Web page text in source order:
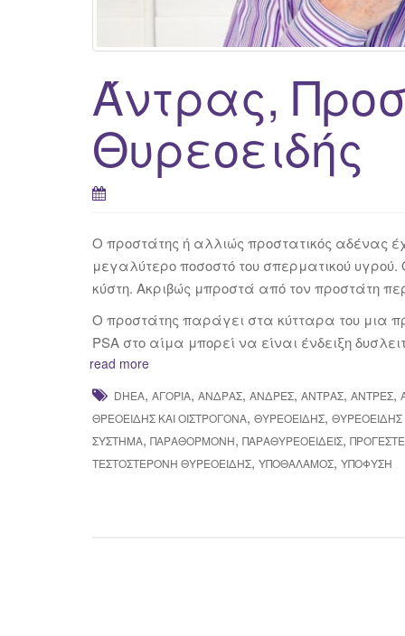
Άντρας,
Θυρεοειδής
Ο προστάτης ή αλλιώς προστατικός αδένας
μεγαλύτερο ποσοστό του σπερματικού
κύστη. Ακριβώς μπροστά από τον προστάτη
Ο προστάτης παράγει στα κύτταρα του μια
PSA στο αίμα μπορεί να είναι ένδειξη
read more
DHEA, ΑΓΌΡΙΑ, ΆΝΔΡΑΣ, ΆΝΔΡΕΣ, ΆΝΤΡΑΣ, ΆΝΤΡΕΣ,
ΘΡΕΟΕΙΔΉΣ ΚΑΙ ΟΙΣΤΡΟΓΌΝΑ, ΘΥΡΕΟΕΙΔΉΣ, ΘΥΡΕΟΕΙΔΉΣ
ΣΎΣΤΗΜΑ, ΠΑΡΑΘΟΡΜΌΝΗ, ΠΑΡΑΘΥΡΕΟΕΙΔΕΊΣ,
ΤΕΣΤΟΣΤΕΡΌΝΗ ΘΥΡΕΟΕΙΔΉΣ, ΥΠΟΘΆΛΑΜΟΣ, ΥΠΌΦΥΣΗ